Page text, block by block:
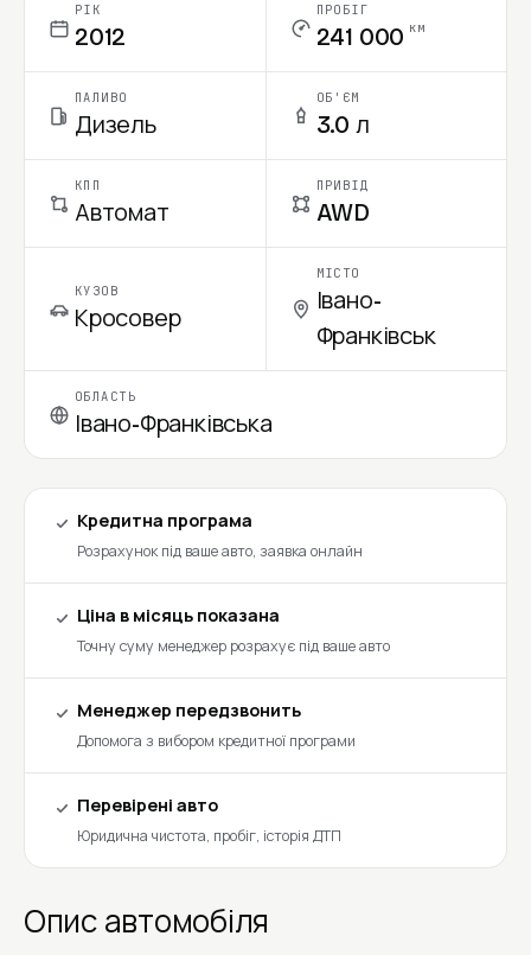
РІК
2012
ПРОБІГ
241 000 км
ПАЛИВО
Дизель
ОБ'ЄМ
3.0 л
КПП
Автомат
ПРИВІД
AWD
КУЗОВ
Кросовер
МІСТО
Івано-
Франківськ
ОБЛАСТЬ
Івано-Франківська
Кредитна програма
Розрахунок під ваше авто, заявка онлайн
Ціна в місяць показана
Точну суму менеджер розрахує під ваше авто
Менеджер передзвонить
Допомога з вибором кредитної програми
Перевірені авто
Юридична чистота, пробіг, історія ДТП
Опис автомобіля